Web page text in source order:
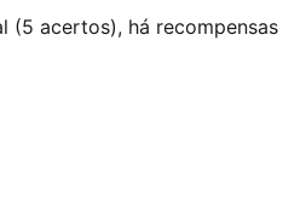
(5 acertos), há recompensas